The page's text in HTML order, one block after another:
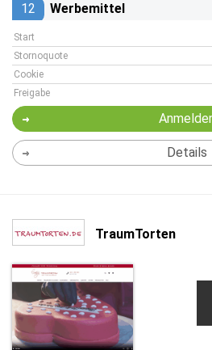
12 Werbemittel
Start
Stornoquote
Cookie
Freigabe
Details
TraumTorten